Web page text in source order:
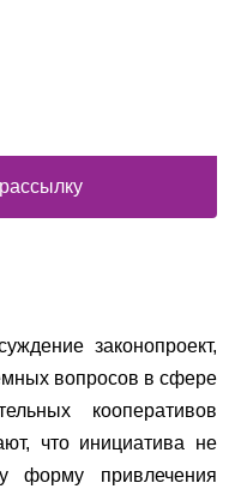
законопроект,
вопросов в сфере
кооперативов
что инициатива не
форму привлечения